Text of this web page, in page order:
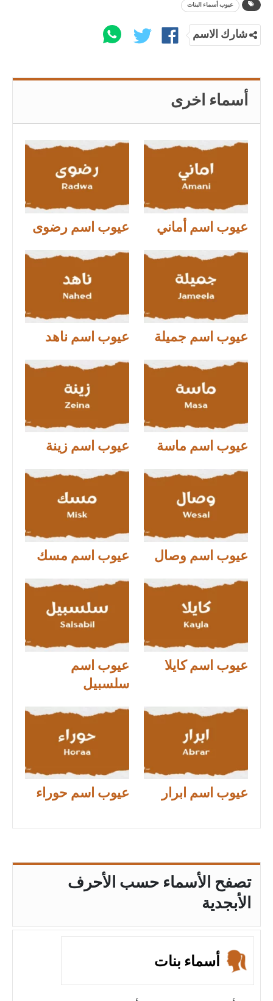
عيوب أسماء البنات
شارك الاسم
أسماء اخرى
عيوب اسم أماني عيوب اسم رضوى
عيوب اسم جميلة عيوب اسم ناهد
عيوب اسم ماسة عيوب اسم زينة
عيوب اسم وصال عيوب اسم مسك
عيوب اسم كايلا
عيوب اسم
سلسبيل
عيوب اسم ابرار عيوب اسم حوراء
تصفح الأسماء حسب الأحرف
الأبجدية
أسماء بنات